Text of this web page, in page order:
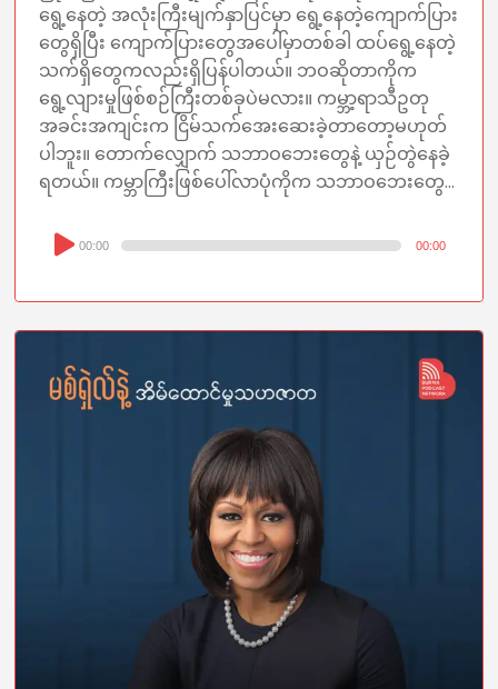
ရွေ့နေတဲ့ အလုံးကြီးမျက်နှာပြင်မှာ ရွေ့နေတဲ့ကျောက်ပြား
တွေရှိပြီး ကျောက်ပြားတွေအပေါ်မှာတစ်ခါ ထပ်ရွေ့နေတဲ့
သက်ရှိတွေကလည်းရှိပြန်ပါတယ်။ ဘဝဆိုတာကိုက
ရွေ့လျားမှုဖြစ်စဉ်ကြီးတစ်ခုပဲမလား။ ကမ္ဘာ့ရာသီဥတု
အခင်းအကျင်းက ငြိမ်သက်အေးဆေးခဲ့တာတော့မဟုတ်
ပါဘူး။ တောက်လျှောက် သဘာဝဘေးတွေနဲ့ ယှဉ်တွဲနေခဲ့
ရတယ်။ ကမ္ဘာကြီးဖြစ်ပေါ်လာပုံကိုက သဘာဝဘေးတွေ...
Audio
Player
00:00 00:00